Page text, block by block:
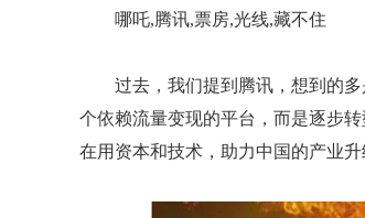
哪吒,腾讯,票房,光线,藏不住
过去，我们提到腾讯，想到的
个依赖流量变现的平台，而是逐步
在用资本和技术，助力中国的产业升